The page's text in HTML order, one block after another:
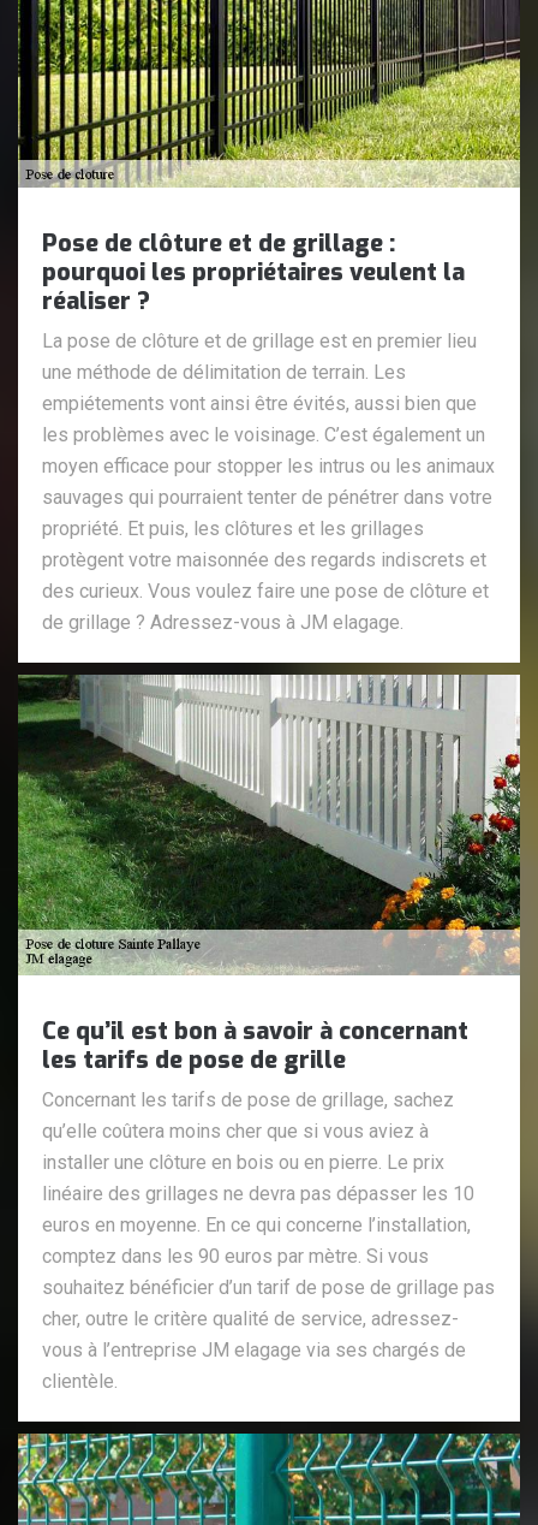
Pose de clôture et de grillage :
pourquoi les propriétaires veulent la
réaliser ?
La pose de clôture et de grillage est en premier lieu
une méthode de délimitation de terrain. Les
empiétements vont ainsi être évités, aussi bien que
les problèmes avec le voisinage. C’est également un
moyen efficace pour stopper les intrus ou les animaux
sauvages qui pourraient tenter de pénétrer dans votre
propriété. Et puis, les clôtures et les grillages
protègent votre maisonnée des regards indiscrets et
des curieux. Vous voulez faire une pose de clôture et
de grillage ? Adressez-vous à JM elagage.
Ce qu’il est bon à savoir à concernant
les tarifs de pose de grille
Concernant les tarifs de pose de grillage, sachez
qu’elle coûtera moins cher que si vous aviez à
installer une clôture en bois ou en pierre. Le prix
linéaire des grillages ne devra pas dépasser les 10
euros en moyenne. En ce qui concerne l’installation,
comptez dans les 90 euros par mètre. Si vous
souhaitez bénéficier d’un tarif de pose de grillage pas
cher, outre le critère qualité de service, adressez-
vous à l’entreprise JM elagage via ses chargés de
clientèle.